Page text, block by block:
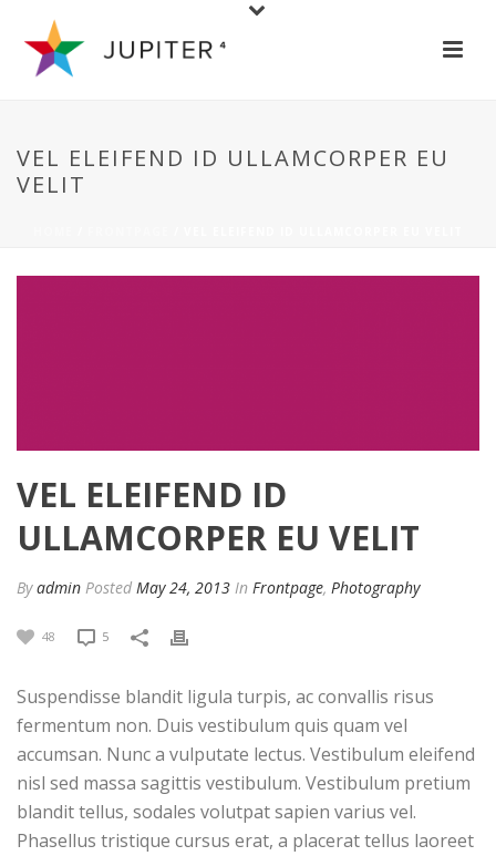
VEL ELEIFEND ID ULLAMCORPER EU
VELIT
VEL ELEIFEND ID
ULLAMCORPER EU VELIT
Byadmin Posted May 24, 2013 In Frontpage, Photography
48 5
Suspendisse blandit ligula turpis, ac convallis risus
fermentum non. Duis vestibulum quis quam vel
accumsan. Nunc a vulputate lectus. Vestibulum eleifend
nisl sed massa sagittis vestibulum. Vestibulum pretium
blandit tellus, sodales volutpat sapien varius vel.
Phasellus tristique cursus erat, a placerat tellus laoreet